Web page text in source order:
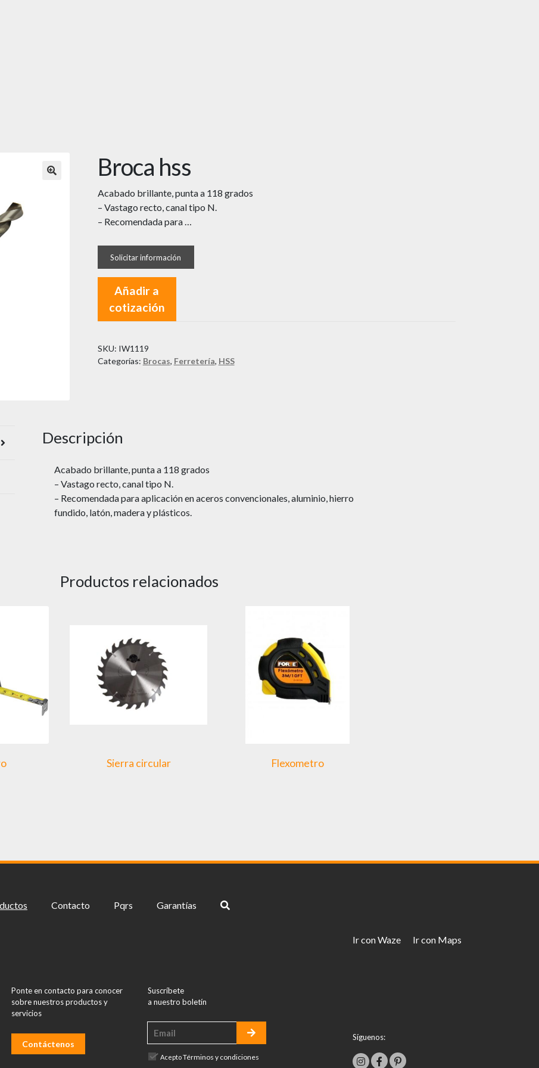
Broca hss
Acabado brillante, punta a 118 grados
– Vastago recto, canal tipo N.
– Recomendada para …
Añadir a
cotización
SKU: IW1119
Categorías: Brocas, Ferretería, HSS
Descripción
Acabado brillante, punta a 118 grados
– Vastago recto, canal tipo N.
– Recomendada para aplicación en aceros convencionales, aluminio, hierro
fundido, latón, madera y plásticos.
Productos relacionados
Sierra circular Flexometro
Contacto Pqrs Garantías
Ponte en contacto para conocer
sobre nuestros productos y
servicios
Contáctenos
Suscríbete
a nuestro boletín
AceptoTérminos y condiciones
Ir con Waze Ir con Maps
Síguenos: